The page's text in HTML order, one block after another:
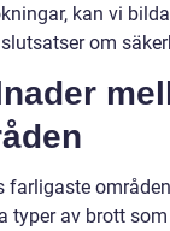
kan vi
om
farligaste
typer av brott